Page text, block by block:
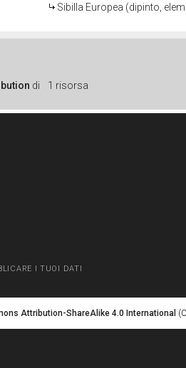
Sibilla Europea (dipinto,
di 1 risorsa
I TUOI DATI
Attribution-ShareAlike 4.0 International